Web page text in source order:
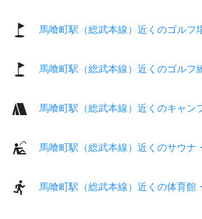
馬喰町駅（総武本線）近くのゴルフ
馬喰町駅（総武本線）近くのゴルフ
馬喰町駅（総武本線）近くのキャン
馬喰町駅（総武本線）近くのサウナ
馬喰町駅（総武本線）近くの体育館